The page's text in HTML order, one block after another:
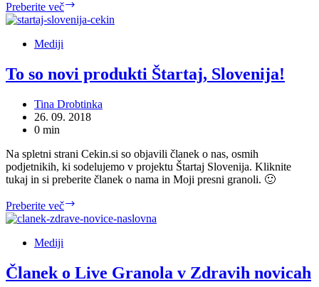
Preberite več
presna
granola
Slovenija
Mediji
To so novi produkti Štartaj, Slovenija!
Tina Drobtinka
26. 09. 2018
0 min
Na spletni strani Cekin.si so objavili članek o nas, osmih
podjetnikih, ki sodelujemo v projektu Štartaj Slovenija. Kliknite
tukaj in si preberite članek o nama in Moji presni granoli. 🙂
Preberite več
so
Slovenija!
Mediji
Članek o Live Granola v Zdravih novicah